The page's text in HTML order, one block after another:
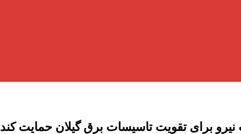
نیرو برای تقویت تاسیسات برق گیلان حمایت کند